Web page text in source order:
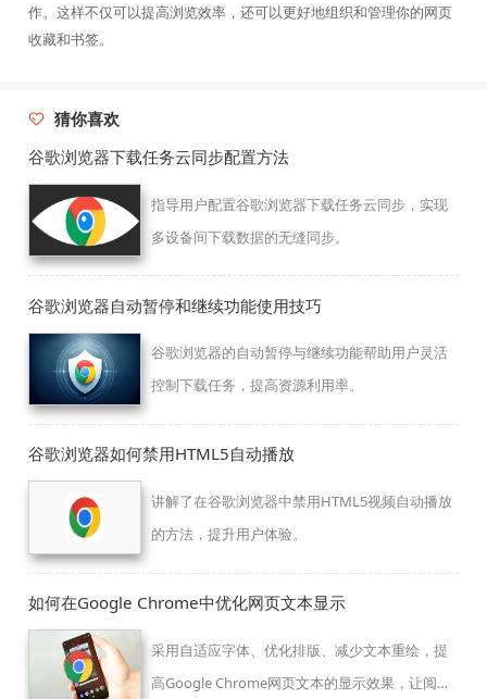
作。这样不仅可以提高浏览效率，还可以更好地组织和管理你的网页
收藏和书签。
猜你喜欢
谷歌浏览器下载任务云同步配置方法
指导用户配置谷歌浏览器下载任务云同步，实现
多设备间下载数据的无缝同步。
谷歌浏览器自动暂停和继续功能使用技巧
谷歌浏览器的自动暂停与继续功能帮助用户灵活
控制下载任务，提高资源利用率。
谷歌浏览器如何禁用HTML5自动播放
讲解了在谷歌浏览器中禁用HTML5视频自动播放
的方法，提升用户体验。
如何在Google Chrome中优化网页文本显示
采用自适应字体、优化排版、减少文本重绘，提
高Google Chrome网页文本的显示效果，让阅读